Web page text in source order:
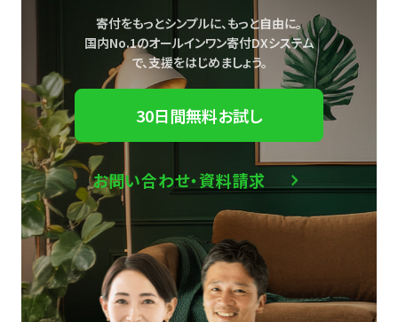
寄付をもっとシンプルに、もっと自由に。
国内No.1のオールインワン寄付DXシステム
で、支援をはじめましょう。
30日間無料お試し
お問い合わせ・資料請求